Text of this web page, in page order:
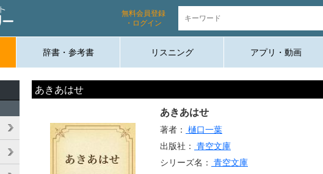
無料会員登録
・ログイン
辞書・参考書 リスニング アプリ・動画
あきあはせ
あきあはせ
著者：
樋口一葉
出版社：
青空文庫
シリーズ名：
青空文庫